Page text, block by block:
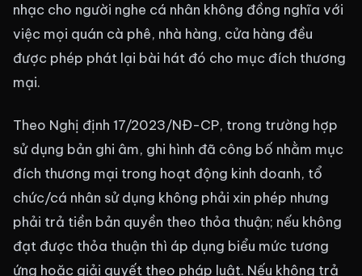
nhạc cho người nghe cá nhân không đồng nghĩa với
việc mọi quán cà phê, nhà hàng, cửa hàng đều
được phép phát lại bài hát đó cho mục đích thương
mại.
Theo Nghị định 17/2023/NĐ-CP, trong trường hợp
sử dụng bản ghi âm, ghi hình đã công bố nhằm mục
đích thương mại trong hoạt động kinh doanh, tổ
chức/cá nhân sử dụng không phải xin phép nhưng
phải trả tiền bản quyền theo thỏa thuận; nếu không
đạt được thỏa thuận thì áp dụng biểu mức tương
ứng hoặc giải quyết theo pháp luật. Nếu không trả